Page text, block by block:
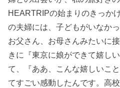
HEARTRIPの始まりのきっか
の夫婦には、子どもがいなか
お父さん、お母さんみたいに
きに『東京に娘ができて嬉し
て、『ああ、こんな嬉しいこ
てすごい感動したんです。高